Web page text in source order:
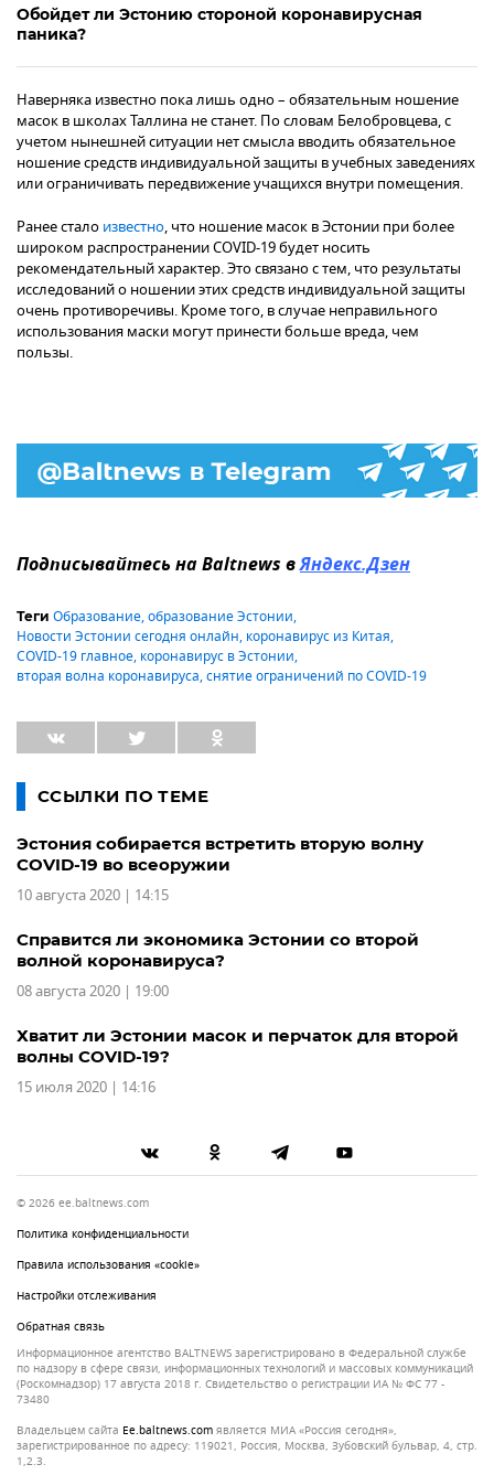
Обойдет ли Эстонию стороной коронавирусная
паника?
Наверняка известно пока лишь одно – обязательным ношение
масок в школах Таллина не станет. По словам Белобровцева, с
учетом нынешней ситуации нет смысла вводить обязательное
ношение средств индивидуальной защиты в учебных заведениях
или ограничивать передвижение учащихся внутри помещения.
Ранее стало известно, что ношение масок в Эстонии при более
широком распространении COVID-19 будет носить
рекомендательный характер. Это связано с тем, что результаты
исследований о ношении этих средств индивидуальной защиты
очень противоречивы. Кроме того, в случае неправильного
использования маски могут принести больше вреда, чем
пользы.
Подписывайтесь на Baltnews вЯндекс.Дзен
Теги Образование,образование Эстонии,
Новости Эстонии сегодня онлайн, коронавирус из Китая,
COVID-19 главное, коронавирус в Эстонии,
вторая волна коронавируса,снятие ограничений по COVID-19
ССЫЛКИ ПО ТЕМЕ
Эстония собирается встретить вторую волну
COVID-19 во всеоружии
10 августа 2020 | 14:15
Справится ли экономика Эстонии со второй
волной коронавируса?
08 августа 2020 | 19:00
Хватит ли Эстонии масок и перчаток для второй
волны COVID-19?
15 июля 2020 | 14:16
© 2026 ee.baltnews.com
Политика конфиденциальности
Правила использования «cookie»
Настройки отслеживания
Обратная связь
Информационное агентство BALTNEWS зарегистрировано в Федеральной службе
по надзору в сфере связи, информационных технологий и массовых коммуникаций
(Роскомнадзор) 17 августа 2018 г. Свидетельство о регистрации ИА № ФС 77 -
73480
Владельцем сайта
ee.baltnews.com является МИА «Россия сегодня»,
зарегистрированное по адресу: 119021, Россия, Москва, Зубовский бульвар, 4, стр.
1,2.3.